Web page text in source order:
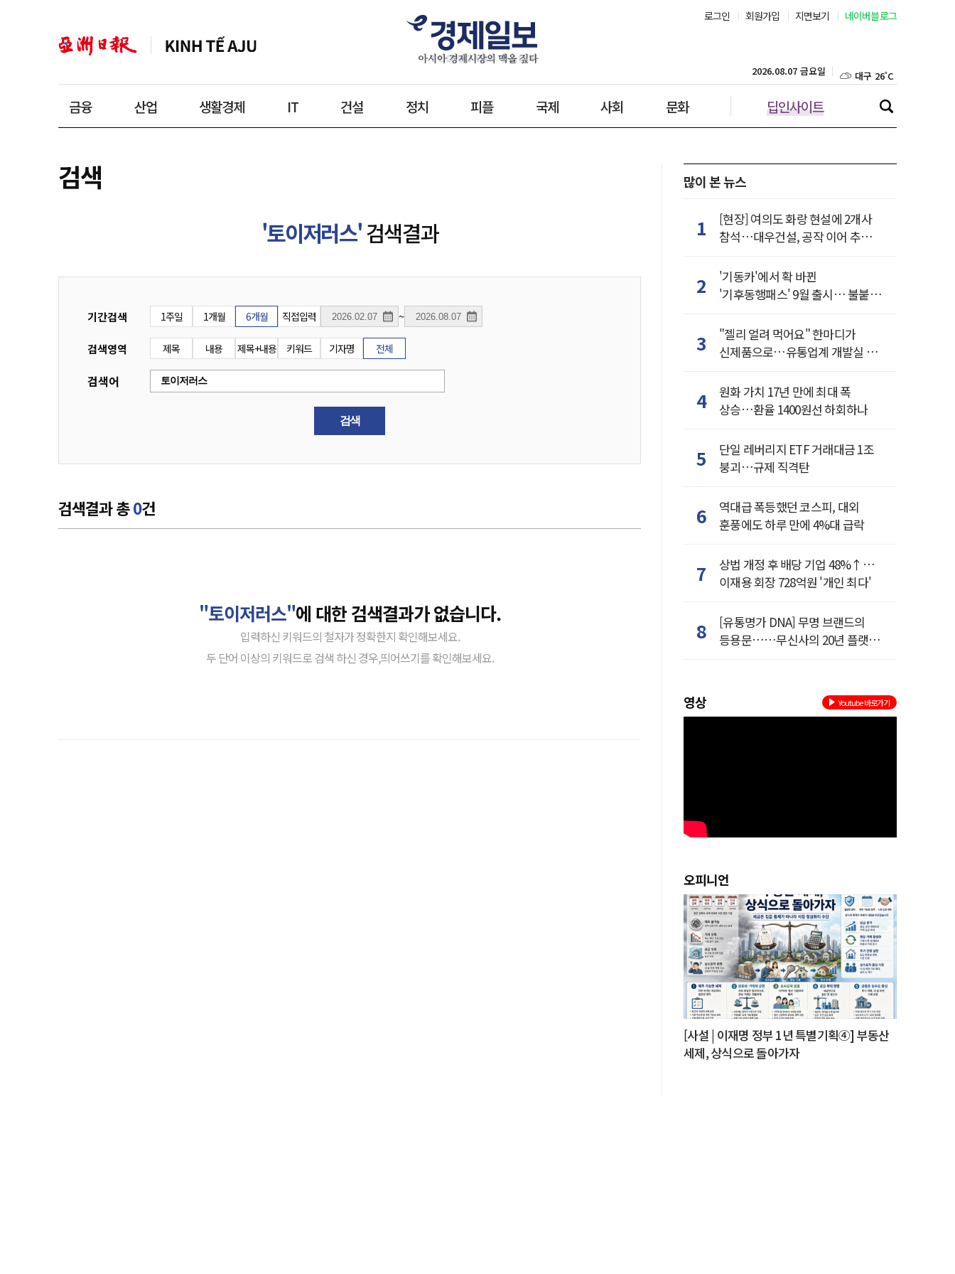
로그인 회원가입 지면보기 네이버블로그
금융 산업 생활경제 IT 건설 정치 피플 국제 사회 문화 딥인사이트
2026.08.07 금요일 대구 26˚C
인천 29˚C
울산 25˚C
검색
'토이저러스'검색결과
기간검색 1주일 1개월 6개월 직접입력 ~
검색영역 제목 내용 제목+내용 키워드 기자명 전체
검색어
검색
검색결과 총0건
"토이저러스"에 대한 검색결과가 없습니다.
입력하신 키워드의 철자가 정확한지 확인해보세요.
두 단어 이상의 키워드로 검색 하신 경우,띄어쓰기를 확인해보세요.
많이 본 뉴스
1
[현장] 여의도 화랑 현설에 2개사
참석…대우건설, 공작 이어 추가
2
'기동카'에서 확 바뀐
'기후동행패스' 9월 출시… 불붙은
3
"젤리 얼려 먹어요" 한마디가
신제품으로…유통업계 개발실 된
4
원화 가치 17년 만에 최대 폭
상승…환율 1400원선 하회하나
5
단일 레버리지 ETF 거래대금 1조
붕괴…규제 직격탄
6
역대급 폭등했던 코스피, 대외
훈풍에도 하루 만에 4%대 급락
7
상법 개정 후 배당 기업 48%↑…
이재용 회장 728억원 '개인 최다'
8
[유통명가 DNA] 무명 브랜드의
등용문……무신사의 20년 플랫폼
영상 Youtube 바로가기
오피니언
[사설 | 이재명 정부 1년 특별기획④] 부동산
세제, 상식으로 돌아가자